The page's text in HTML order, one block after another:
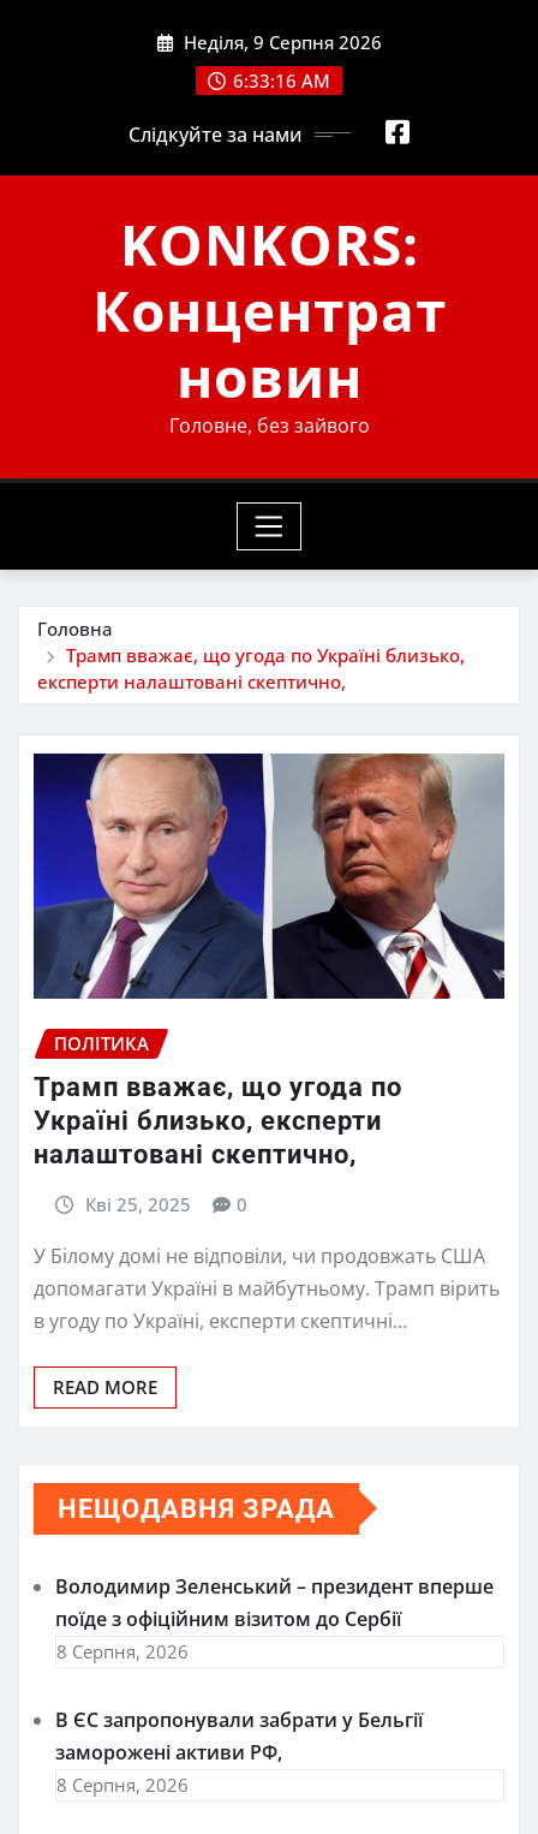
Неділя, 9 Серпня 2026
6:33:16 AM
Слідкуйте за нами
KONKORS:
Концентрат
новин
Головне, без зайвого
Головна
Трамп вважає, що угода по Україні близько,
експерти налаштовані скептично,
ПОЛІТИКА
Трамп вважає, що угода по
Україні близько, експерти
налаштовані скептично,
Кві 25, 2025 0
У Білому домі не відповіли, чи продовжать США
допомагати Україні в майбутньому. Трамп вірить
в угоду по Україні, експерти скептичні…
READ MORE
НЕЩОДАВНЯ ЗРАДА
Володимир Зеленський – президент вперше
поїде з офіційним візитом до Сербії
8 Серпня, 2026
В ЄС запропонували забрати у Бельгії
заморожені активи РФ,
8 Серпня, 2026